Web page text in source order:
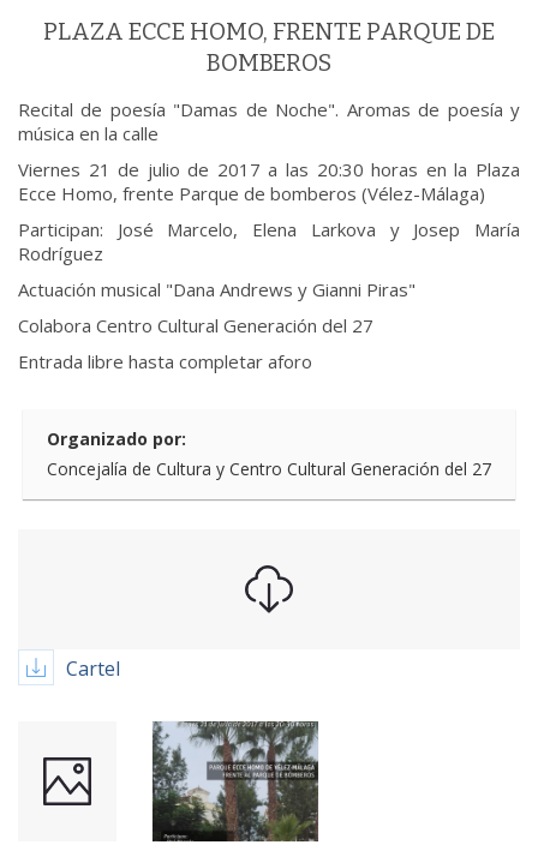
PLAZA ECCE HOMO, FRENTE PARQUE DE
BOMBEROS
Recital de poesía "Damas de Noche". Aromas de poesía y
música en la calle
Viernes 21 de julio de 2017 a las 20:30 horas en la Plaza
Ecce Homo, frente Parque de bomberos (Vélez-Málaga)
Participan: José Marcelo, Elena Larkova y Josep María
Rodríguez
Actuación musical "Dana Andrews y Gianni Piras"
Colabora Centro Cultural Generación del 27
Entrada libre hasta completar aforo
Organizado por:
Concejalía de Cultura y Centro Cultural Generación del 27
Cartel